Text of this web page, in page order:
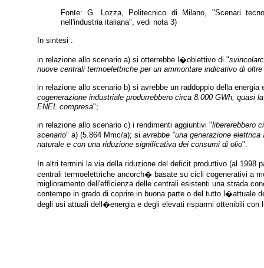
Fonte: G. Lozza, Politecnico di Milano, "Scenari
nell'industria italiana", vedi nota 3)
In sintesi :
in relazione allo scenario a) si otterrebbe l�obiettivo di "
nuove centrali termoelettriche per un ammontare indicativo di
in relazione allo scenario b) si avrebbe un raddoppio della
cogenerazione industriale produrrebbero circa 8.000 GWh,
ENEL compresa";
in relazione allo scenario c) i rendimenti aggiuntivi "libererebbero
scenario" a) (5.864 Mmc/a); si avrebbe "una generazione
naturale e con una riduzione significativa dei consumi di olio".
In altri termini la via della riduzione del deficit produttivo (al
centrali termoelettriche ancorch� basate su cicli cogenerativi a
miglioramento dell'efficienza delle centrali esistenti una strada
contempo in grado di coprire in buona parte o del tutto l�attuale
degli usi attuali dell�energia e degli elevati risparmi ottenibili